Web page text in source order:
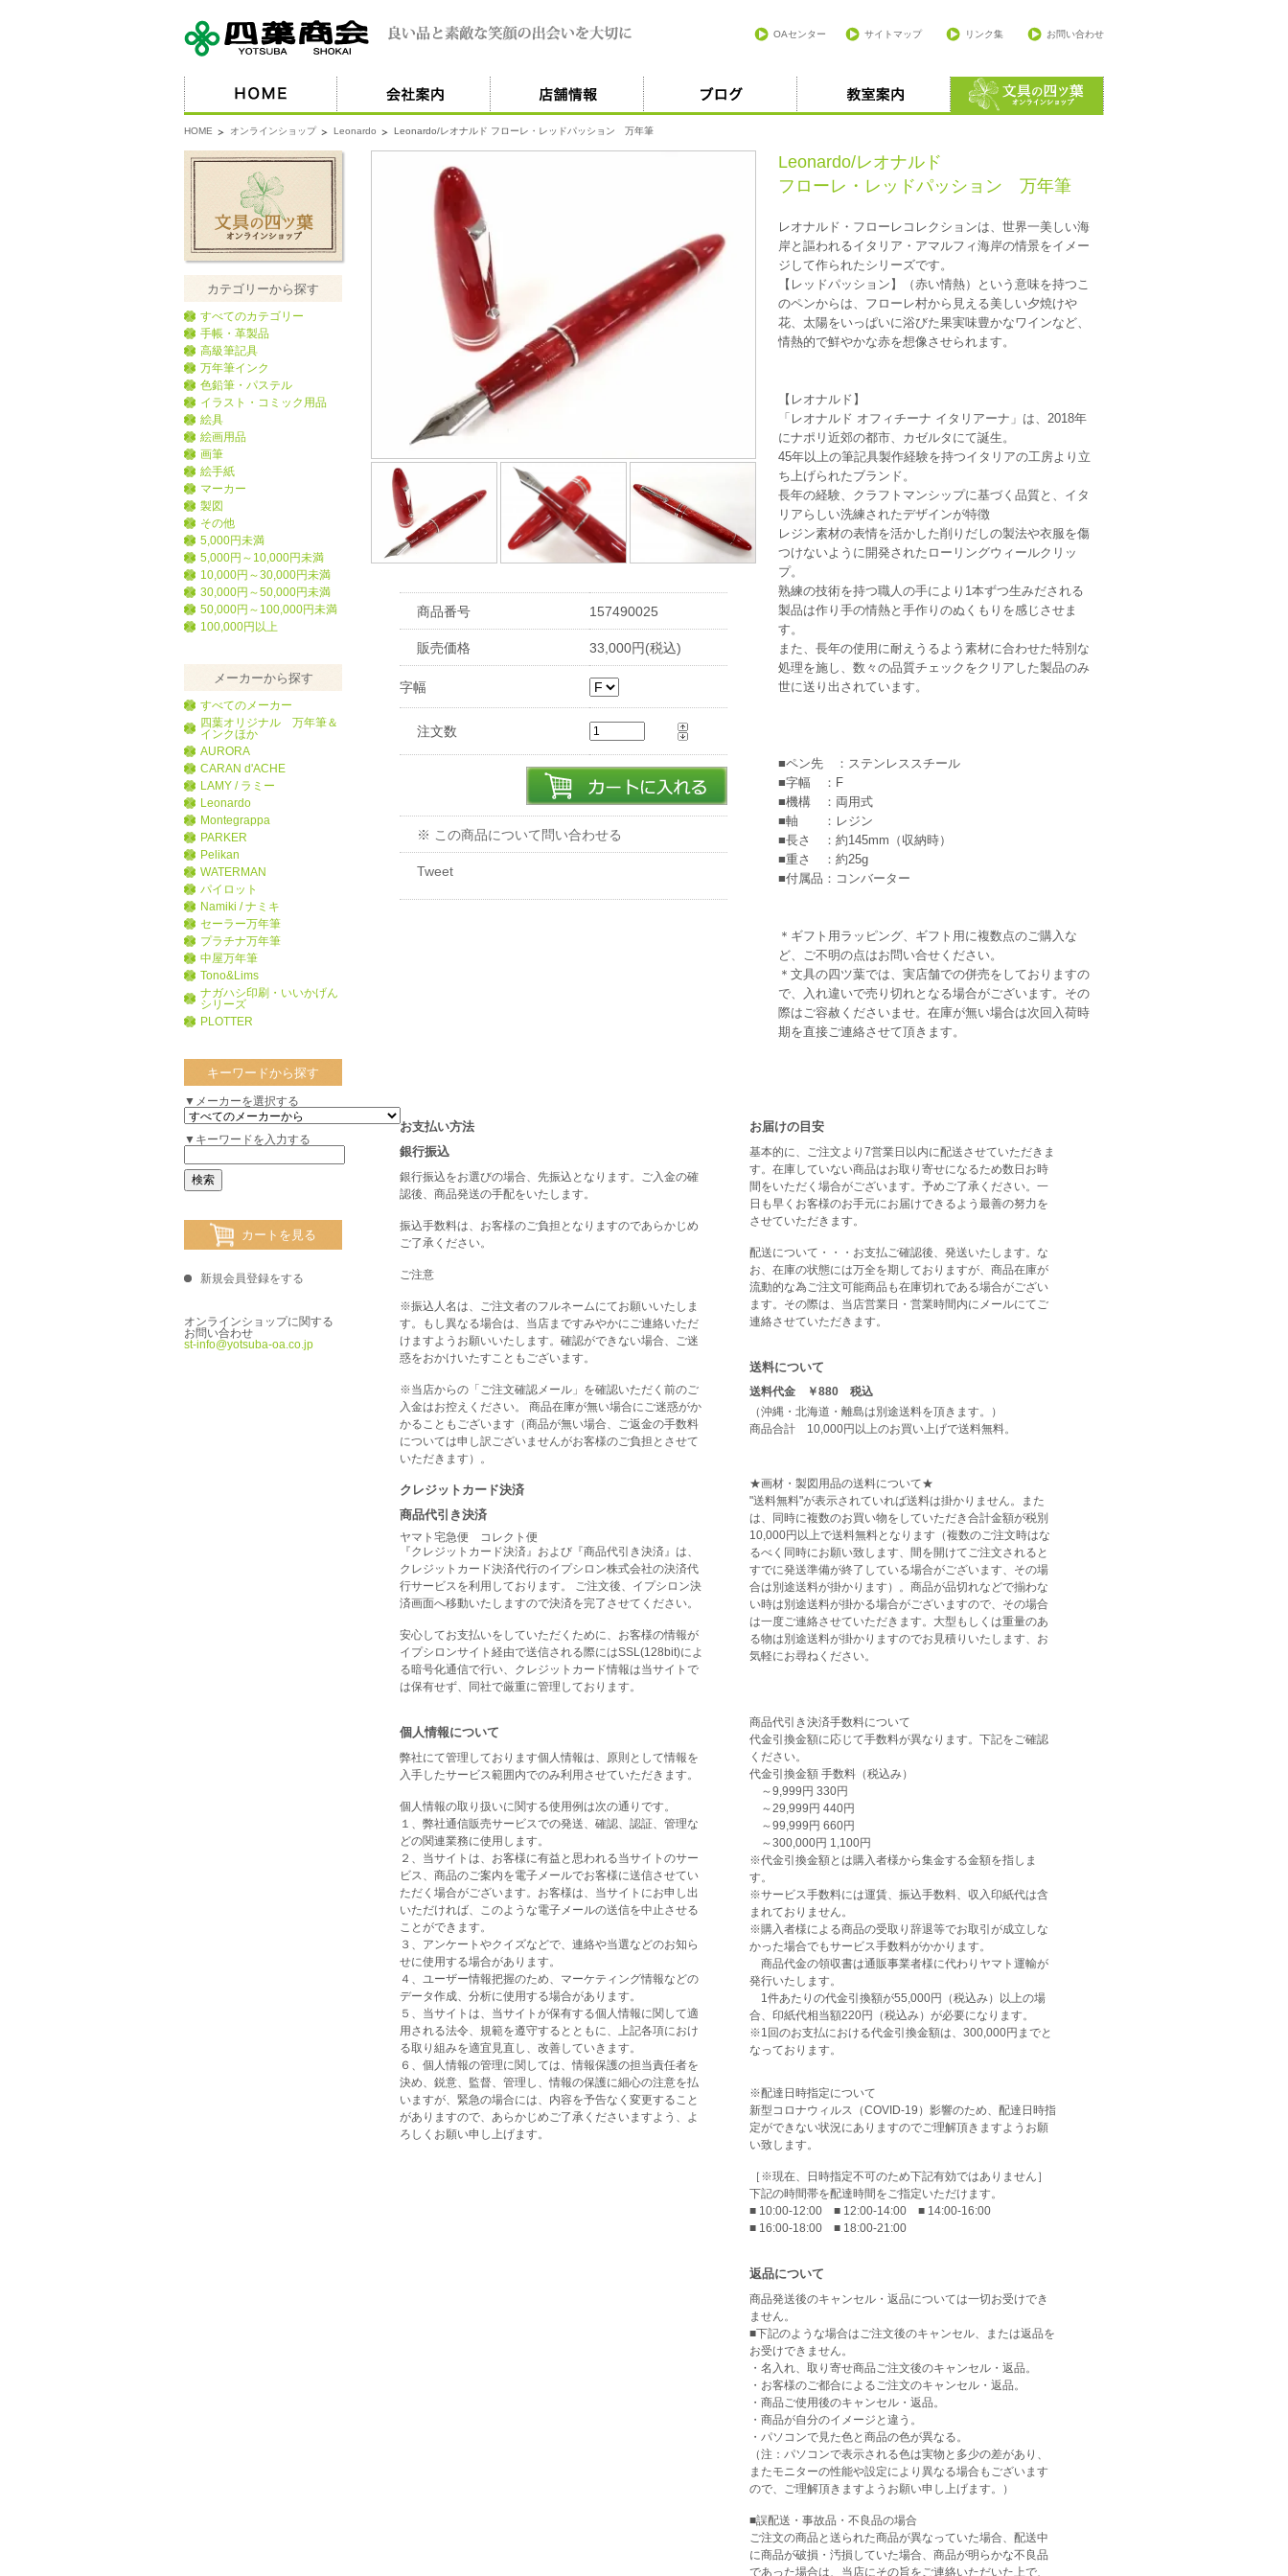
OAセンター サイトマップ リンク集 お問い合わせ
HOME オンラインショップ Leonardo Leonardo/レオナルド フローレ・レッドパッション 万年筆
カテゴリーから探す
すべてのカテゴリー
手帳・革製品
高級筆記具
万年筆インク
色鉛筆・パステル
イラスト・コミック用品
絵具
絵画用品
画筆
絵手紙
マーカー
製図
その他
5,000円未満
5,000円～10,000円未満
10,000円～30,000円未満
30,000円～50,000円未満
50,000円～100,000円未満
100,000円以上
メーカーから探す
すべてのメーカー
四葉オリジナル 万年筆＆
インクほか
AURORA
CARAN d'ACHE
LAMY / ラミー
Leonardo
Montegrappa
PARKER
Pelikan
WATERMAN
パイロット
Namiki / ナミキ
セーラー万年筆
プラチナ万年筆
中屋万年筆
Tono&Lims
ナガハシ印刷・いいかげん
シリーズ
PLOTTER
キーワードから探す
▼メーカーを選択する
▼キーワードを入力する
カートを見る
新規会員登録をする
オンラインショップに関する
お問い合わせ
st-info@yotsuba-oa.co.jp
商品番号 157490025
販売価格 33,000円(税込)
字幅
注文数
※ この商品について問い合わせる
Tweet
Leonardo/レオナルド
フローレ・レッドパッション 万年筆
レオナルド・フローレコレクションは、世界一美しい海
岸と謳われるイタリア・アマルフィ海岸の情景をイメー
ジして作られたシリーズです。
【レッドパッション】（赤い情熱）という意味を持つこ
のペンからは、フローレ村から見える美しい夕焼けや
花、太陽をいっぱいに浴びた果実味豊かなワインなど、
情熱的で鮮やかな赤を想像させられます。
【レオナルド】
「レオナルド オフィチーナ イタリアーナ」は、2018年
にナポリ近郊の都市、カゼルタにて誕生。
45年以上の筆記具製作経験を持つイタリアの工房より立
ち上げられたブランド。
長年の経験、クラフトマンシップに基づく品質と、イタ
リアらしい洗練されたデザインが特徴
レジン素材の表情を活かした削りだしの製法や衣服を傷
つけないように開発されたローリングウィールクリッ
プ。
熟練の技術を持つ職人の手により1本ずつ生みだされる
製品は作り手の情熱と手作りのぬくもりを感じさせま
す。
また、長年の使用に耐えうるよう素材に合わせた特別な
処理を施し、数々の品質チェックをクリアした製品のみ
世に送り出されています。
■ペン先 ：ステンレススチール
■字幅 ：F
■機構 ：両用式
■軸 ：レジン
■長さ ：約145mm（収納時）
■重さ ：約25g
■付属品：コンバーター
＊ギフト用ラッピング、ギフト用に複数点のご購入な
ど、ご不明の点はお問い合せください。
＊文具の四ツ葉では、実店舗での併売をしておりますの
で、入れ違いで売り切れとなる場合がございます。その
際はご容赦くださいませ。在庫が無い場合は次回入荷時
期を直接ご連絡させて頂きます。
お支払い方法
銀行振込
銀行振込をお選びの場合、先振込となります。ご入金の確
認後、商品発送の手配をいたします。
振込手数料は、お客様のご負担となりますのであらかじめ
ご了承ください。
ご注意
※振込人名は、ご注文者のフルネームにてお願いいたしま
す。もし異なる場合は、当店まですみやかにご連絡いただ
けますようお願いいたします。確認ができない場合、ご迷
惑をおかけいたすこともございます。
※当店からの「ご注文確認メール」を確認いただく前のご
入金はお控えください。 商品在庫が無い場合にご迷惑がか
かることもございます（商品が無い場合、ご返金の手数料
については申し訳ございませんがお客様のご負担とさせて
いただきます）。
クレジットカード決済
商品代引き決済
ヤマト宅急便 コレクト便
『クレジットカード決済』および『商品代引き決済』は、
クレジットカード決済代行のイプシロン株式会社の決済代
行サービスを利用しております。 ご注文後、イプシロン決
済画面へ移動いたしますので決済を完了させてください。
安心してお支払いをしていただくために、お客様の情報が
イプシロンサイト経由で送信される際にはSSL(128bit)によ
る暗号化通信で行い、クレジットカード情報は当サイトで
は保有せず、同社で厳重に管理しております。
個人情報について
弊社にて管理しております個人情報は、原則として情報を
入手したサービス範囲内でのみ利用させていただきます。
個人情報の取り扱いに関する使用例は次の通りです。
１、弊社通信販売サービスでの発送、確認、認証、管理な
どの関連業務に使用します。
２、当サイトは、お客様に有益と思われる当サイトのサー
ビス、商品のご案内を電子メールでお客様に送信させてい
ただく場合がございます。お客様は、当サイトにお申し出
いただければ、このような電子メールの送信を中止させる
ことができます。
３、アンケートやクイズなどで、連絡や当選などのお知ら
せに使用する場合があります。
４、ユーザー情報把握のため、マーケティング情報などの
データ作成、分析に使用する場合があります。
５、当サイトは、当サイトが保有する個人情報に関して適
用される法令、規範を遵守するとともに、上記各項におけ
る取り組みを適宜見直し、改善していきます。
６、個人情報の管理に関しては、情報保護の担当責任者を
決め、鋭意、監督、管理し、情報の保護に細心の注意を払
いますが、緊急の場合には、内容を予告なく変更すること
がありますので、あらかじめご了承くださいますよう、よ
ろしくお願い申し上げます。
お届けの目安
基本的に、ご注文より7営業日以内に配送させていただきま
す。在庫していない商品はお取り寄せになるため数日お時
間をいただく場合がございます。予めご了承ください。一
日も早くお客様のお手元にお届けできるよう最善の努力を
させていただきます。
配送について・・・お支払ご確認後、発送いたします。な
お、在庫の状態には万全を期しておりますが、商品在庫が
流動的な為ご注文可能商品も在庫切れである場合がござい
ます。その際は、当店営業日・営業時間内にメールにてご
連絡させていただきます。
送料について
送料代金 ￥880 税込
（沖縄・北海道・離島は別途送料を頂きます。）
商品合計 10,000円以上のお買い上げで送料無料。
★画材・製図用品の送料について★
"送料無料"が表示されていれば送料は掛かりません。また
は、同時に複数のお買い物をしていただき合計金額が税別
10,000円以上で送料無料となります（複数のご注文時はな
るべく同時にお願い致します、間を開けてご注文されると
すでに発送準備が終了している場合がございます、その場
合は別途送料が掛かります）。商品が品切れなどで揃わな
い時は別途送料が掛かる場合がございますので、その場合
は一度ご連絡させていただきます。大型もしくは重量のあ
る物は別途送料が掛かりますのでお見積りいたします、お
気軽にお尋ねください。
商品代引き決済手数料について
代金引換金額に応じて手数料が異なります。下記をご確認
ください。
代金引換金額 手数料（税込み）
～9,999円 330円
～29,999円 440円
～99,999円 660円
～300,000円 1,100円
※代金引換金額とは購入者様から集金する金額を指しま
す。
※サービス手数料には運賃、振込手数料、収入印紙代は含
まれておりません。
※購入者様による商品の受取り辞退等でお取引が成立しな
かった場合でもサービス手数料がかかります。
商品代金の領収書は通販事業者様に代わりヤマト運輸が
発行いたします。
1件あたりの代金引換額が55,000円（税込み）以上の場
合、印紙代相当額220円（税込み）が必要になります。
※1回のお支払における代金引換金額は、300,000円までと
なっております。
※配達日時指定について
新型コロナウィルス（COVID-19）影響のため、配達日時指
定ができない状況にありますのでご理解頂きますようお願
い致します。
［※現在、日時指定不可のため下記有効ではありません］
下記の時間帯を配達時間をご指定いただけます。
■ 10:00-12:00 ■ 12:00-14:00 ■ 14:00-16:00
■ 16:00-18:00 ■ 18:00-21:00
返品について
商品発送後のキャンセル・返品については一切お受けでき
ません。
■下記のような場合はご注文後のキャンセル、または返品を
お受けできません。
・名入れ、取り寄せ商品ご注文後のキャンセル・返品。
・お客様のご都合によるご注文のキャンセル・返品。
・商品ご使用後のキャンセル・返品。
・商品が自分のイメージと違う。
・パソコンで見た色と商品の色が異なる。
（注：パソコンで表示される色は実物と多少の差があり、
またモニターの性能や設定により異なる場合もございます
ので、ご理解頂きますようお願い申し上げます。）
■誤配送・事故品・不良品の場合
ご注文の商品と送られた商品が異なっていた場合、配送中
に商品が破損・汚損していた場合、商品が明らかな不良品
であった場合は、当店にその旨をご連絡いただいた上で、